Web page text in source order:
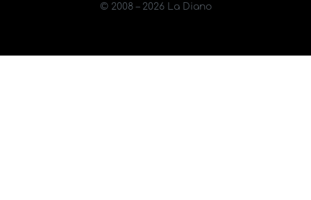
© 2008 – 2026 La Diano